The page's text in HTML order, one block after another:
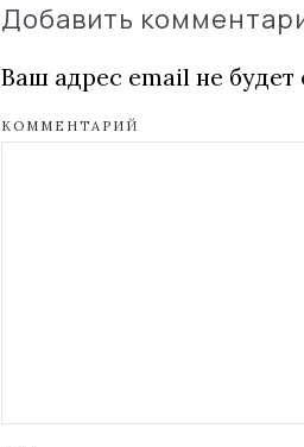
Добавить
Ваш адрес email не будет
КОММЕНТАРИЙ